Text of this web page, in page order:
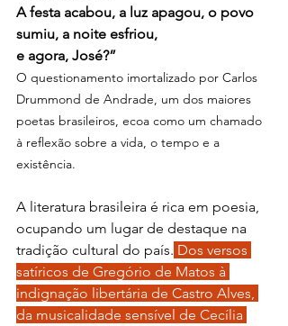
A festa acabou, a luz apagou, o povo
sumiu, a noite esfriou,
e agora, José?”
O questionamento imortalizado por Carlos
Drummond de Andrade, um dos maiores
poetas brasileiros, ecoa como um chamado
à reflexão sobre a vida, o tempo e a
existência.
A literatura brasileira é rica em poesia,
ocupando um lugar de destaque na
tradição cultural do país. Dos versos
satíricos de Gregório de Matos à
indignação libertária de Castro Alves,
da musicalidade sensível de Cecília